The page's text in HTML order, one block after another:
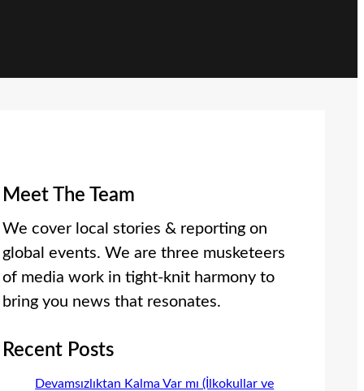
Meet The Team
We cover local stories & reporting on
global events. We are three musketeers
of media work in tight-knit harmony to
bring you news that resonates.
Recent Posts
Devamsızlıktan Kalma Var mı (İlkokullar ve